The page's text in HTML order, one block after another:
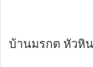
บ้านมรกต หัวหิ